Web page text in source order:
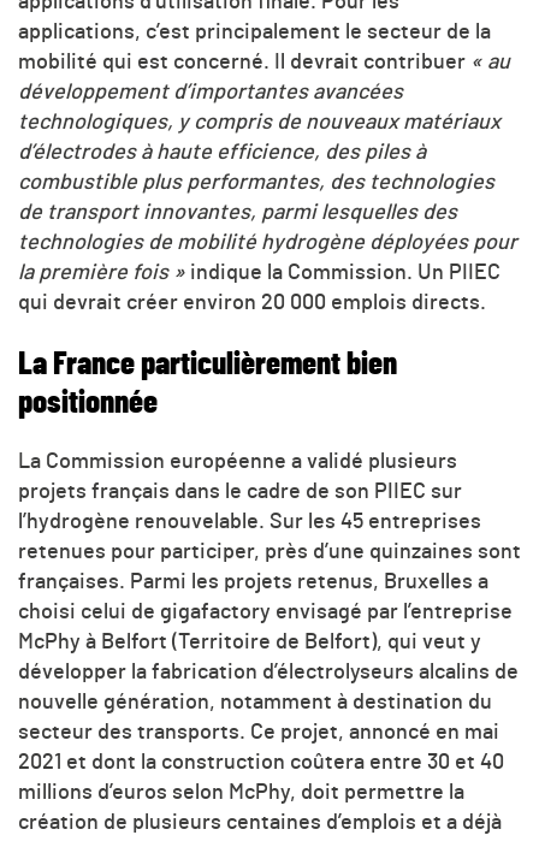
applications, c’est principalement le secteur de la
mobilité qui est concerné. Il devrait contribuer « au
développement d’importantes avancées
technologiques, y compris de nouveaux matériaux
d’électrodes à haute efficience, des piles à
combustible plus performantes, des technologies
de transport innovantes, parmi lesquelles des
technologies de mobilité hydrogène déployées pour
la première fois » indique la Commission. Un PIIEC
qui devrait créer environ 20 000 emplois directs.
La France particulièrement bien
positionnée
La Commission européenne a validé plusieurs
projets français dans le cadre de son PIIEC sur
l’hydrogène renouvelable. Sur les 45 entreprises
retenues pour participer, près d’une quinzaines sont
françaises. Parmi les projets retenus, Bruxelles a
choisi celui de gigafactory envisagé par l’entreprise
McPhy à Belfort (Territoire de Belfort), qui veut y
développer la fabrication d’électrolyseurs alcalins de
nouvelle génération, notamment à destination du
secteur des transports. Ce projet, annoncé en mai
2021 et dont la construction coûtera entre 30 et 40
millions d’euros selon McPhy, doit permettre la
création de plusieurs centaines d’emplois et a déjà